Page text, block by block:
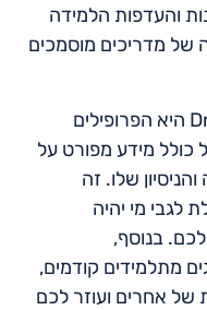
והעדפות הלמידה
של מדריכים מוסמכים
אחת התכונות הבולטות של Drively היא הפרופילים
כולל מידע מפורט על
שלו. זה
מי יהיה
בנוסף,
מתלמידים קודמים,
של אחרים ועוזר לכם